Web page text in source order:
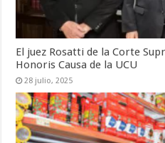
El juez Rosatti de la Corte
Honoris Causa de la UCU
28 julio, 2025